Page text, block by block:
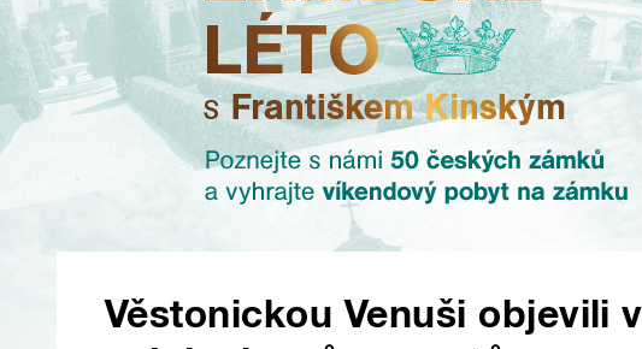
Věstonickou Venuši objevili